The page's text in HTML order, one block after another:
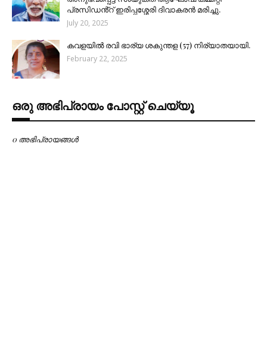
പ്രസിഡൻ്റ് ഇരിപ്പശ്ശേരി ദിവാകരൻ മരിച്ചു.
July 20, 2025
കവളയിൽ രവി ഭാര്യ ശകുന്തള (57) നിര്യാതയായി.
February 22, 2025
ഒരു അഭിപ്രായം പോസ്റ്റ് ചെയ്യൂ
0 അഭിപ്രായങ്ങള്‍